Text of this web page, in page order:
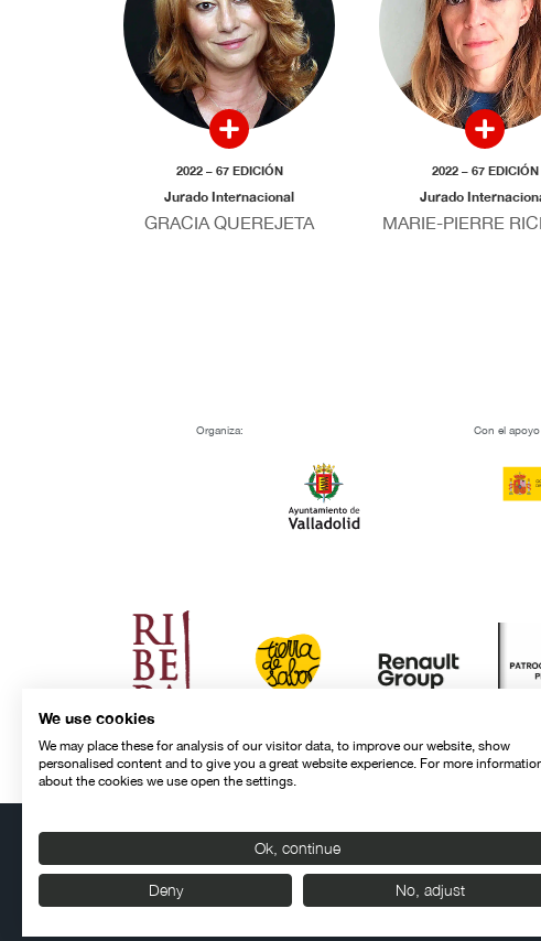
2022 – 67 EDICIÓN
Jurado Internacional
GRACIA QUEREJETA
2022 – 67 EDICIÓN
Jurado
MARIE-PIERRE
Organiza: Con el
ContactoAviso legalPolítica de privacidadPolítica de cookies
© SEMINCI – Semana Internacional de Cine de Valladolid
We use cookies
We may place these for analysis of our visitor data, to improve our website, show
personalised content and to give you a great website experience. For more
about the cookies we use open the settings.
Ok, continue
Deny No, adjust